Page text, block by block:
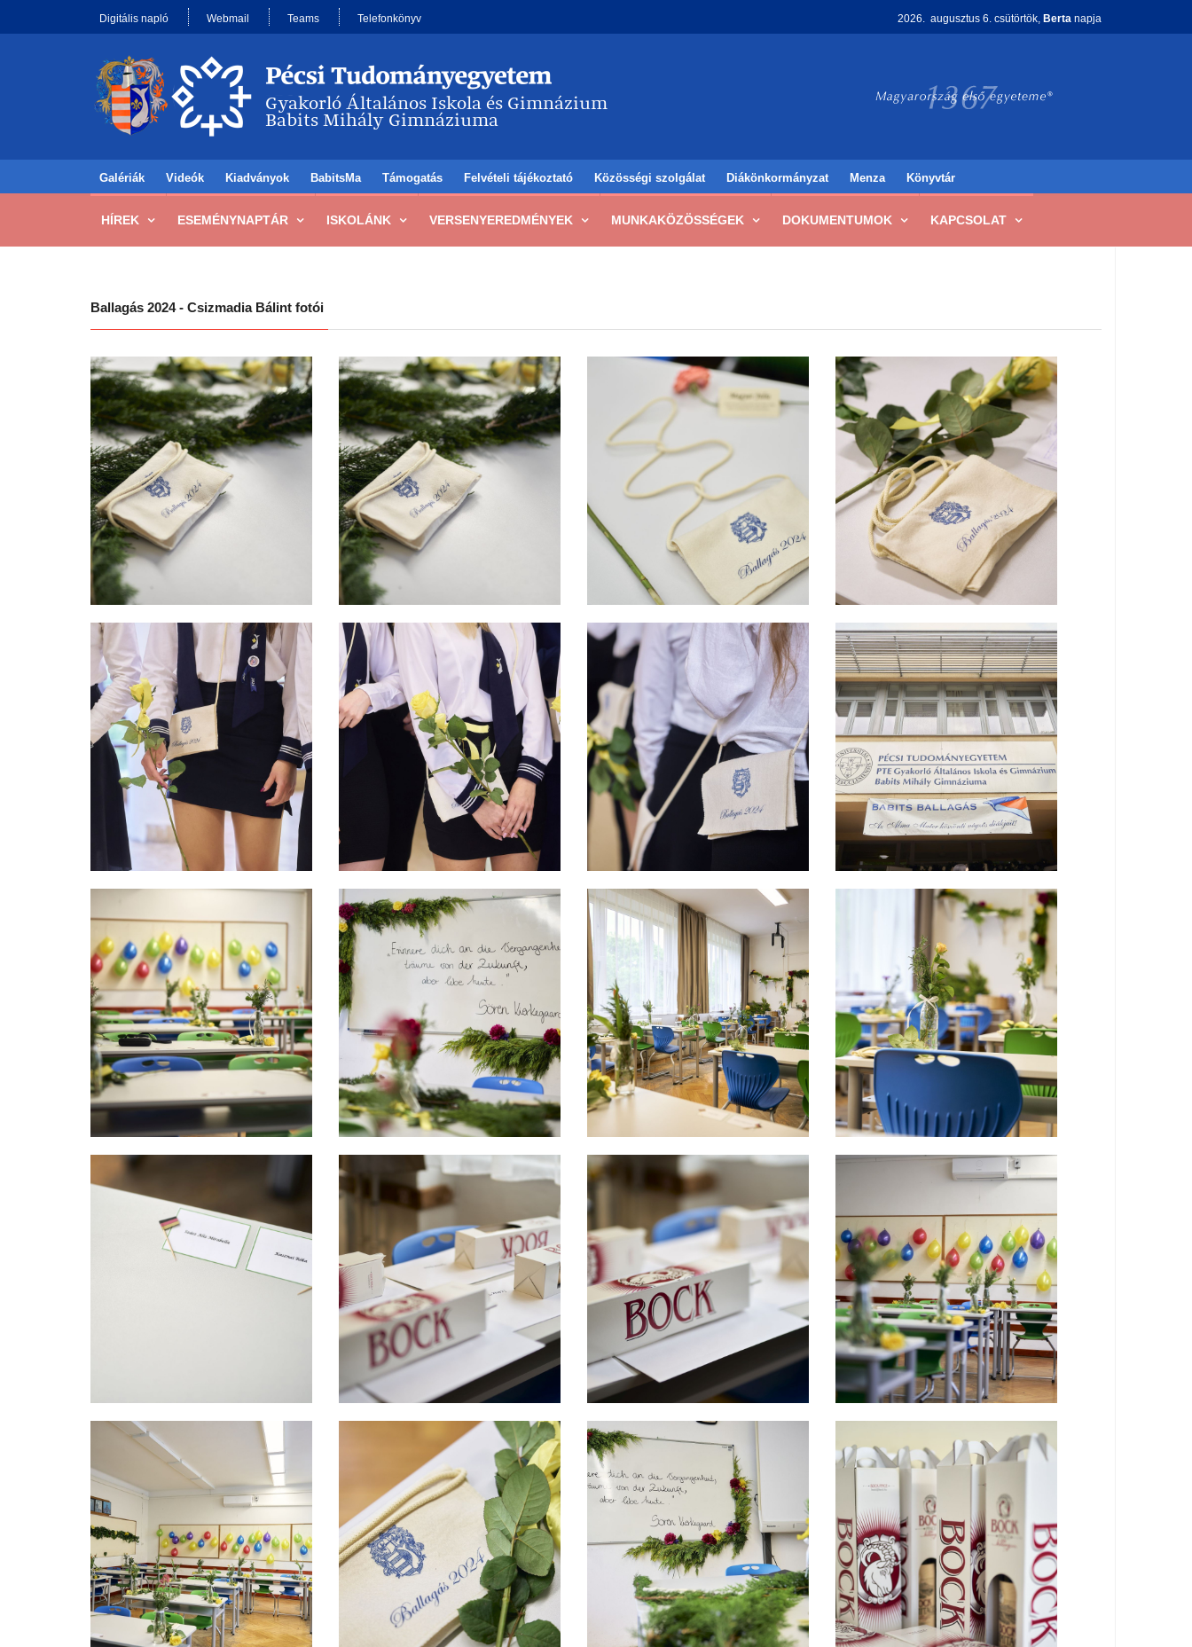
Digitális napló Webmail Teams Telefonkönyv 2026. augusztus 6. csütörtök, Berta napja
Galériák Videók Kiadványok BabitsMa Támogatás Felvételi tájékoztató Közösségi szolgálat Diákönkormányzat Menza Könyvtár
HÍREK ESEMÉNYNAPTÁR ISKOLÁNK VERSENYEREDMÉNYEK MUNKAKÖZÖSSÉGEK DOKUMENTUMOK KAPCSOLAT
Ballagás 2024 - Csizmadia Bálint fotói